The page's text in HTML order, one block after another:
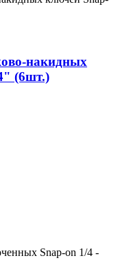
накидных
(6шт.)